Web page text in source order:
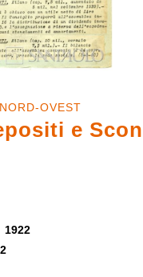
OVEST
e
1922